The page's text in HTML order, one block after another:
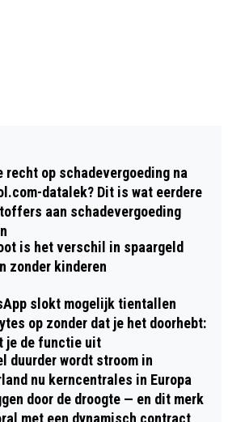
recht op schadevergoeding na
datalek? Dit is wat eerdere
aan schadevergoeding
is het verschil in spaargeld
zonder kinderen
slokt mogelijk tientallen
op zonder dat je het doorhebt:
je de functie uit
duurder wordt stroom in
nu kerncentrales in Europa
door de droogte — en dit merk
met een dynamisch contract